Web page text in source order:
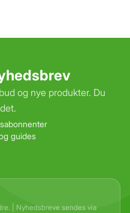
og nye produkter. Du
guides
| Nyhedsbreve sendes via